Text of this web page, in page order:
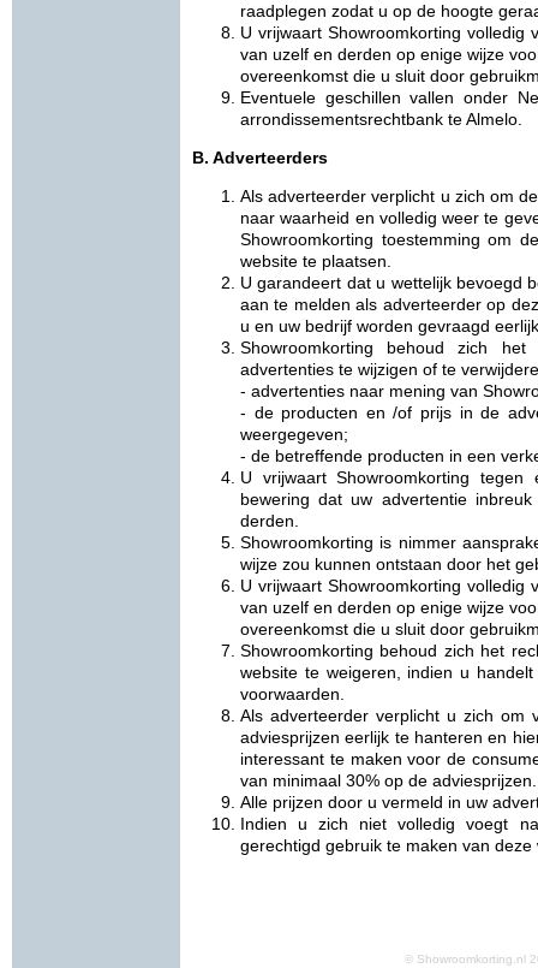
raadplegen zodat u op de hoogte
U vrijwaart Showroomkorting volledig
van uzelf en derden op enige wijze
overeenkomst die u sluit door
Eventuele geschillen vallen onder
arrondissementsrechtbank te Almelo.
B. Adverteerders
Als adverteerder verplicht u zich om
naar waarheid en volledig weer te
Showroomkorting toestemming om
website te plaatsen.
U garandeert dat u wettelijk bevoegd
aan te melden als adverteerder op
u en uw bedrijf worden gevraagd
Showroomkorting behoud zich
advertenties te wijzigen of te
- advertenties naar mening van
- de producten en /of prijs in de
weergegeven;
- de betreffende producten in een
U vrijwaart Showroomkorting
bewering dat uw advertentie
derden.
Showroomkorting is nimmer
wijze zou kunnen ontstaan door het
U vrijwaart Showroomkorting volledig
van uzelf en derden op enige wijze
overeenkomst die u sluit door
Showroomkorting behoud zich het
website te weigeren, indien u
voorwaarden.
Als adverteerder verplicht u zich om
adviesprijzen eerlijk te hanteren en
interessant te maken voor de
van minimaal 30% op de adviesprijzen.
Alle prijzen door u vermeld in uw
Indien u zich niet volledig voegt
gerechtigd gebruik te maken van deze
©